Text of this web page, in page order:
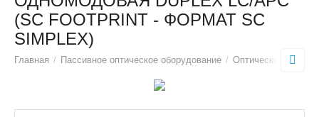
(SC FOOTPRINT - ФОРМАТ SC
SIMPLEX)
Главная / Пассивное оптическое оборудование / Оптические